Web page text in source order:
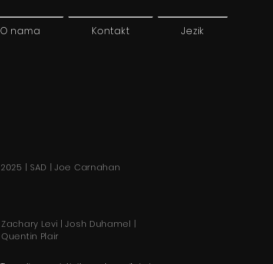
O nama Kontakt Jezik
2025 | SAD | Joe Carnahan
Zachary Levi | Josh Duhamel |
Quentin Plair